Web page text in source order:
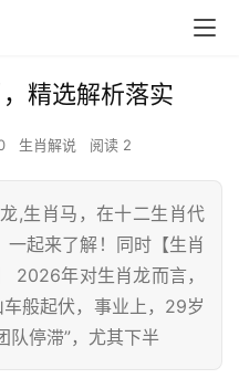
精选解析落实
生肖解说 阅读 2
,生肖马，在十二生肖代
一起来了解！同时【生肖
2026年对生肖龙而言，
般起伏，事业上，29岁
队停滞”，尤其下半